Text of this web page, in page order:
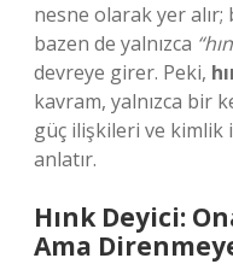
nesne olarak yer
bazen de yalnızca
devreye girer. Peki,
kavram, yalnızca bir
güç ilişkileri ve kimlik
anlatır.
Hınk Deyici:
Ama